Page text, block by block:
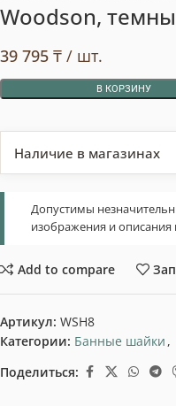
Woodson,
39 795 ₸ / шт.
В КОРЗИНУ
Наличие в магазинах
Допустимы
изображения и описания
Add to compare
Артикул: WSH8
Категории: Банные шайки ,
Поделиться: